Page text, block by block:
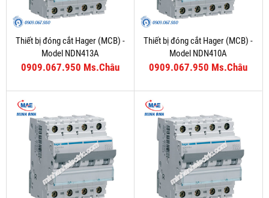
Thiết bị đóng cắt Hager (MCB) -
Model NDN413A
0909.067.950 Ms.Châu
Thiết bị đóng cắt Hager (MCB) -
Model NDN410A
0909.067.950 Ms.Châu